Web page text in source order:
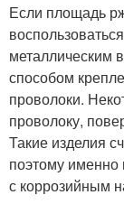
Если площадь
металлическим
способом
проволоки.
проволоку,
Такие изделия
поэтому именно
с коррозийным